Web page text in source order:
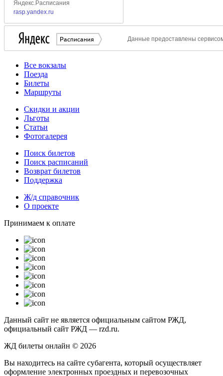
Все вокзалы
Поезда
Билеты
Маршруты
Скидки и акции
Льготы
Статьи
Фотогалерея
Поиск билетов
Поиск расписаний
Возврат билетов
Поддержка
Ж/д справочник
О проекте
Принимаем к оплате
Данный сайт не является официальным сайтом РЖД,
официальный сайт РЖД — rzd.ru.
ЖД билеты онлайн © 2026
Вы находитесь на сайте субагента, который осуществляет
оформление электронных проездных и перевозочных